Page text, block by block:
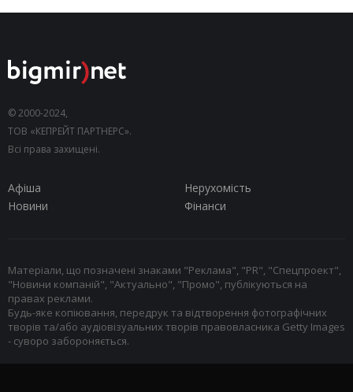
© 2000-2024,
ТОВ «КЕПРЕЙТ ПАРТНЕРС».
Всі права захищені.
Афіша
Нерухомість
Новини
Фінанси
Матеріали, що позначені знаками "Реклама", "PR", "Спецпроект",
"Новини компаній", "Актуально", "Промо", публікуються на
правах реклами.
Будь-яке копіювання, передрук та відтворення фотографічних
творів та/або аудіовізуальних творів правовласника Getty Images
- суворо забороняється.